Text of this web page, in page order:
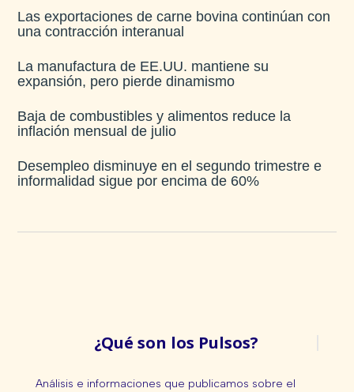
Las exportaciones de carne bovina continúan con
una contracción interanual
La manufactura de EE.UU. mantiene su
expansión, pero pierde dinamismo
Baja de combustibles y alimentos reduce la
inflación mensual de julio​
Desempleo disminuye en el segundo trimestre e
informalidad sigue por encima de 60%
¿Qué son los Pulsos?
Análisis e informaciones que publicamos sobre el